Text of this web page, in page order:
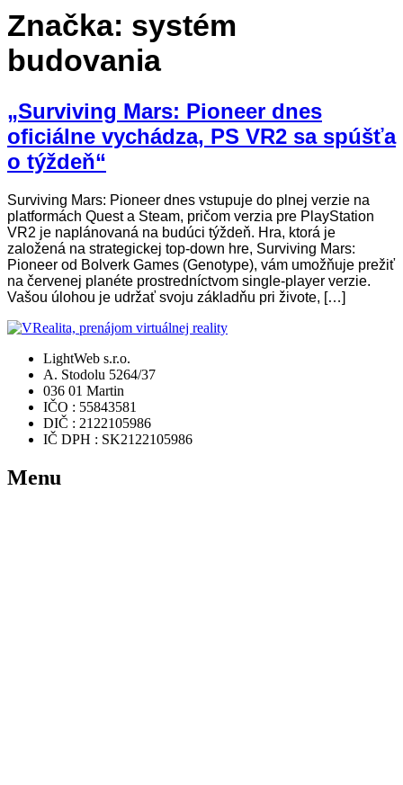
Značka: systém
budovania
„Surviving Mars: Pioneer dnes
oficiálne vychádza, PS VR2 sa spúšťa
o týždeň“
Surviving Mars: Pioneer dnes vstupuje do plnej verzie na
platformách Quest a Steam, pričom verzia pre PlayStation
VR2 je naplánovaná na budúci týždeň. Hra, ktorá je
založená na strategickej top-down hre, Surviving Mars:
Pioneer od Bolverk Games (Genotype), vám umožňuje prežiť
na červenej planéte prostredníctvom single-player verzie.
Vašou úlohou je udržať svoju základňu pri živote, […]
LightWeb s.r.o.
A. Stodolu 5264/37
036 01 Martin
IČO : 55843581
DIČ : 2122105986
IČ DPH : SK2122105986
Menu